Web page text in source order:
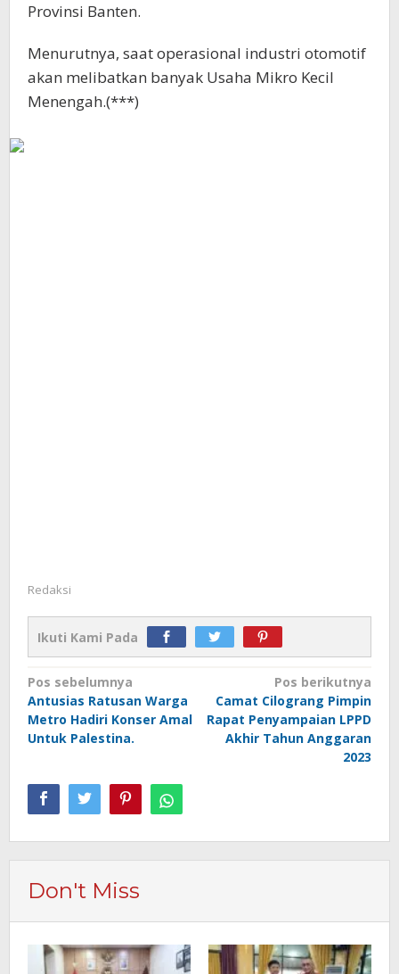
Provinsi Banten.
Menurutnya, saat operasional industri otomotif
akan melibatkan banyak Usaha Mikro Kecil
Menengah.(***)
Redaksi
Ikuti Kami Pada
Navigasi
pos
Pos sebelumnya
Antusias Ratusan Warga
Metro Hadiri Konser Amal
Untuk Palestina.
Pos berikutnya
Camat Cilograng Pimpin
Rapat Penyampaian LPPD
Akhir Tahun Anggaran
2023
Don't Miss